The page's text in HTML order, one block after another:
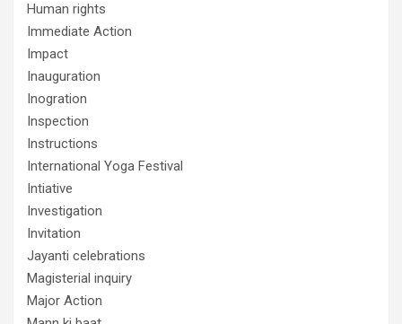
Human rights
Immediate Action
Impact
Inauguration
Inogration
Inspection
Instructions
International Yoga Festival
Intiative
Investigation
Invitation
Jayanti celebrations
Magisterial inquiry
Major Action